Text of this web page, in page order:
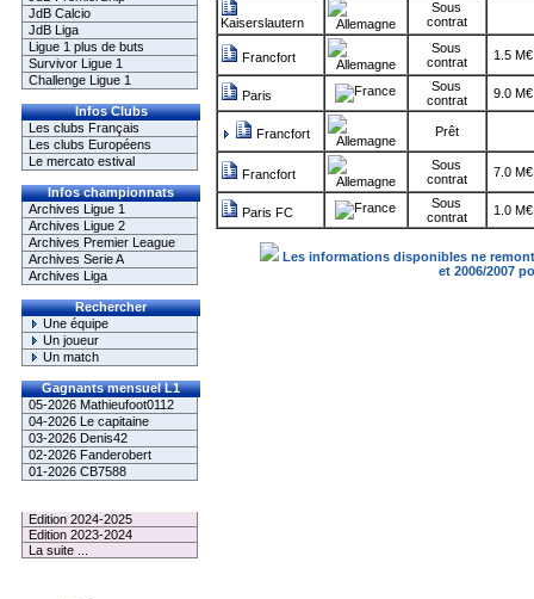
JdB Calcio
JdB Liga
Ligue 1 plus de buts
Survivor Ligue 1
Challenge Ligue 1
Infos Clubs
Les clubs Français
Les clubs Européens
Le mercato estival
Infos championnats
Archives Ligue 1
Archives Ligue 2
Archives Premier League
Archives Serie A
Archives Liga
Rechercher
Une équipe
Un joueur
Un match
Gagnants mensuel L1
05-2026 Mathieufoot0112
04-2026 Le capitaine
03-2026 Denis42
02-2026 Fanderobert
01-2026 CB7588
Edition 2024-2025
Edition 2023-2024
La suite ...
Kaiserslautern
Sous
contrat
Francfort
Sous
contrat
1.5 M€
Paris
Sous
contrat
9.0 M€
Francfort Prêt
Francfort
Sous
contrat
7.0 M€
Paris FC
Sous
contrat
1.0 M€
Les informations disponibles ne
et 2006/2007